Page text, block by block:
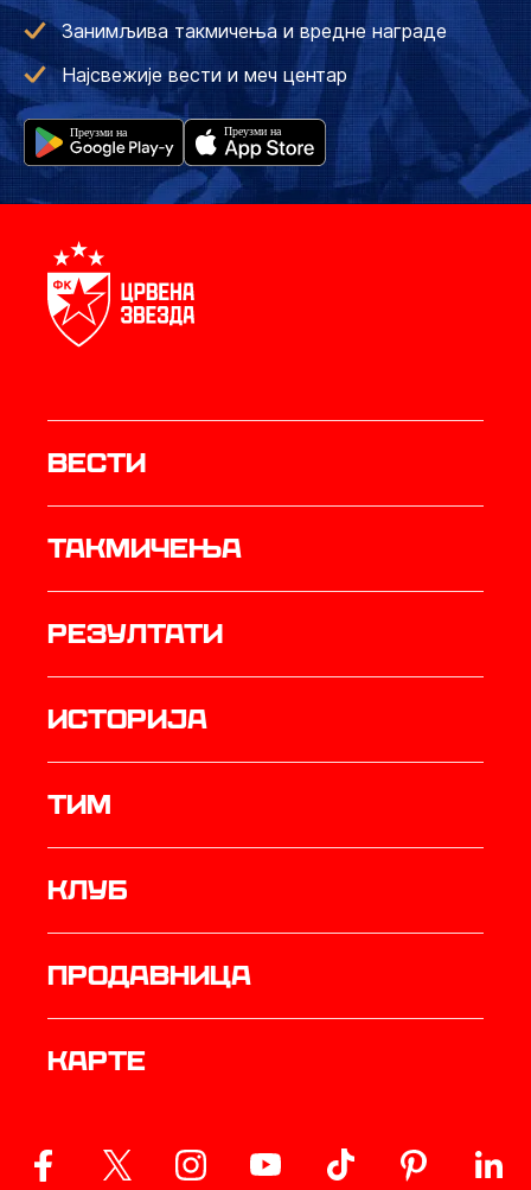
Занимљива такмичења и вредне награде
Најсвежије вести и меч центар
Вести
Такмичења
резултати
историја
ТИМ
Клуб
продавница
Карте